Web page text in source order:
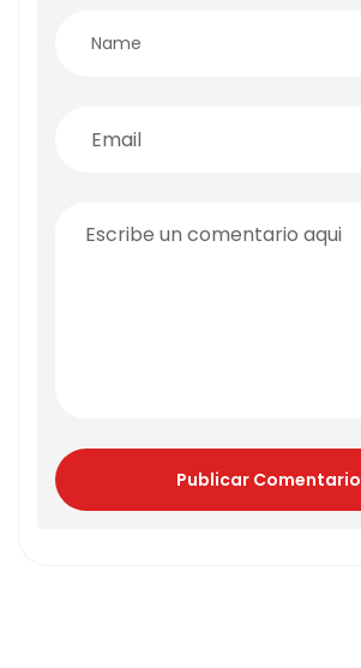
Publicar Comentario